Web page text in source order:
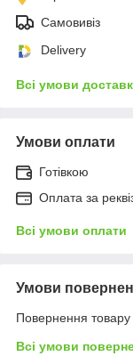
Самовивіз
Delivery
Всі умови
Умови оплати
Готівкою
Оплата за
Всі умови оплати
Умови
Повернення
Всі умови